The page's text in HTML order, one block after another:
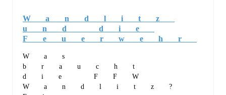
Wandlitz
und die
Feuerwehr
Was
braucht
die FFW
Wandlitz?